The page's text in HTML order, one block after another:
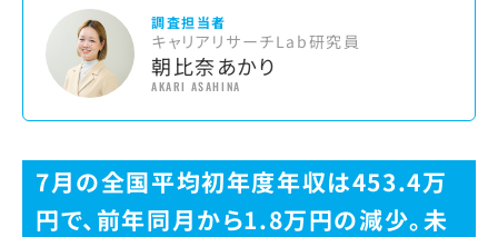
調査担当者
キャリアリサーチLab研究員
朝比奈あかり
AKARI ASAHINA
7月の全国平均初年度年収は453.4万
円で、前年同月から1.8万円の減少。未